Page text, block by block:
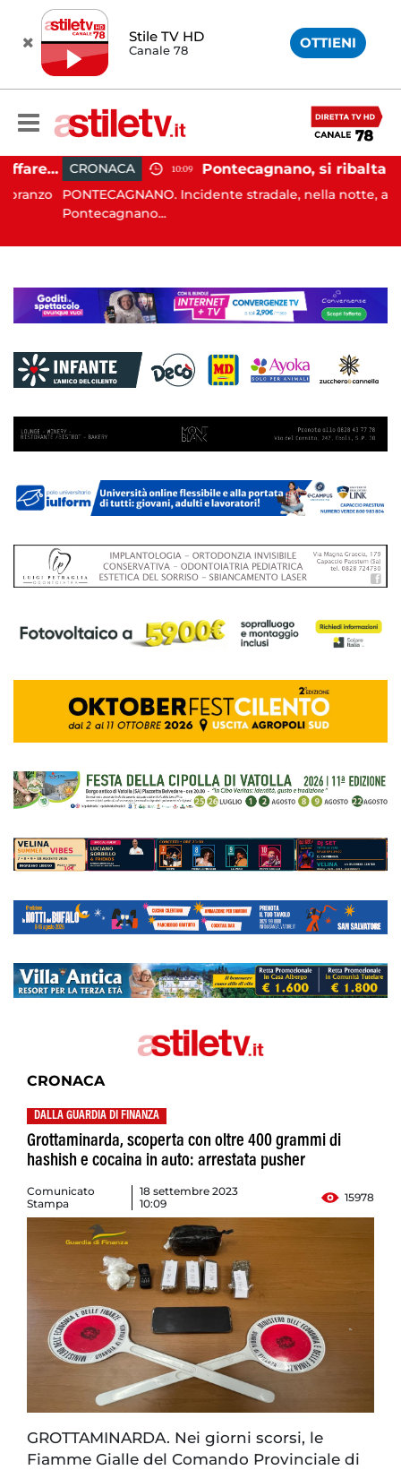
Stile TV HD
Canale 78 OTTIENI
Sant'Antimo, tenta di truffare anziana: 16enne denunciato dai carabinieri CRONACA 10:09
PONTECAGNANO. Incidente stradale, nella notte, a
Pontecagnano...
CRONACA
DALLA GUARDIA DI FINANZA
Grottaminarda, scoperta con oltre 400 grammi di
hashish e cocaina in auto: arrestata pusher
Comunicato
Stampa
18 settembre 2023
10:09
15978
GROTTAMINARDA. Nei giorni scorsi, le
Fiamme Gialle del Comando Provinciale di